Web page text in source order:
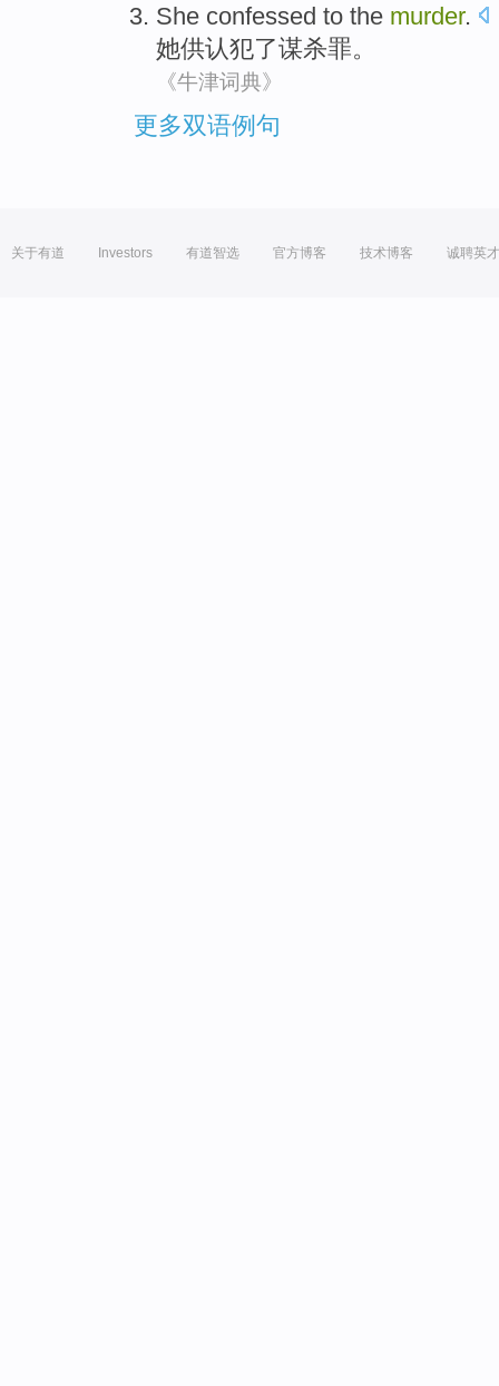
She confessed to the murder.
她供认犯了谋杀罪。
《牛津词典》
更多双语例句
关于有道 Investors 有道智选 官方博客 技术博客 诚聘英才